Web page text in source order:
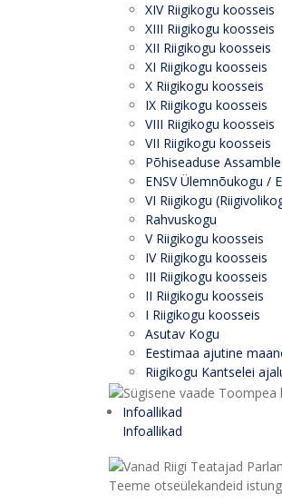
XIV Riigikogu koosseis
XIII Riigikogu koosseis
XII Riigikogu koosseis
XI Riigikogu koosseis
X Riigikogu koosseis
IX Riigikogu koosseis
VIII Riigikogu koosseis
VII Riigikogu koosseis
Põhiseaduse
ENSV Ülemnõukogu /
VI Riigikogu
Rahvuskogu
V Riigikogu koosseis
IV Riigikogu koosseis
III Riigikogu koosseis
II Riigikogu koosseis
I Riigikogu koosseis
Asutav Kogu
Eestimaa ajutine
Riigikogu Kantselei
Infoallikad
Infoallikad
Teeme otseülekandeid